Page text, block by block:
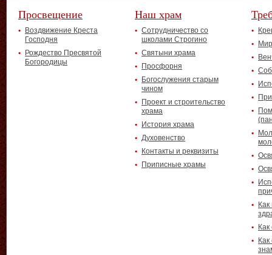
Просвещение
Воздвижение Креста
Господня
Рождество Пресвятой
Богородицы
Наш храм
Сотрудничество со
школами Строгино
Святыни храма
Просфорня
Богослужения старым
чином
Проект и строительство
храма
История храма
Духовенство
Контакты и реквизиты
Приписные храмы
Как